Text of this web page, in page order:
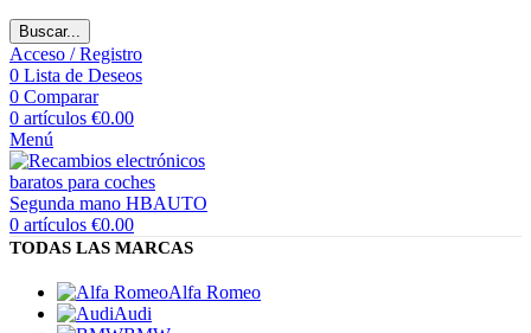
Buscar...
Acceso / Registro
0 Lista de Deseos
0 Comparar
0 artículos €0.00
Menú
0 artículos €0.00
TODAS LAS MARCAS
Alfa Romeo
Audi